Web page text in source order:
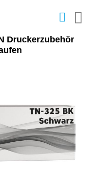
Druckerzubehör